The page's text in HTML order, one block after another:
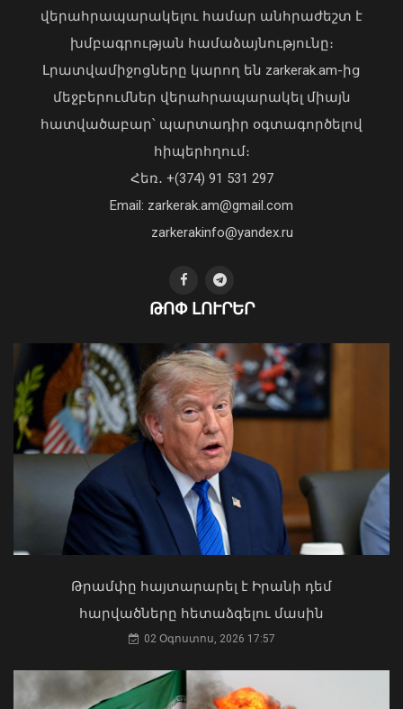
Հայաստանի հավաքականի նախկին
հավաքականը
07 Օգոստոս, 2026 22:44
Ժամանակավորապես կդադարեցվի
մի շարք հասցեների
էլեկտրամատակարարումը
07 Օգոստոս, 2026 22:11
կոտրում են Telegram, WhatsApp․
մեդիափորձագետ (տեսանյութ)
04 Օգոստոս, 2026 23:34
Ի՞նչ ուղերձ էր ոտքի չկանգնելը.
Աղաջանյանը` ընդդիմությանը
02 Օգոստոս, 2026 15:22
վերահրապարակելու համար անհրաժեշտ է
խմբագրության համաձայնությունը։
Լրատվամիջոցները կարող են zarkerak.am-ից
մեջբերումներ վերահրապարակել միայն
հատվածաբար՝ պարտադիր օգտագործելով
հիպերհղում։
Հեռ․ +(374) 91 531 297
Email: zarkerak.am@gmail.com
zarkerakinfo@yandex.ru
ԹՈՓ ԼՈՒՐԵՐ
Թրամփը հայտարարել է Իրանի դեմ
հարվածները հետաձգելու մասին
02 Օգոստոս, 2026 17:57